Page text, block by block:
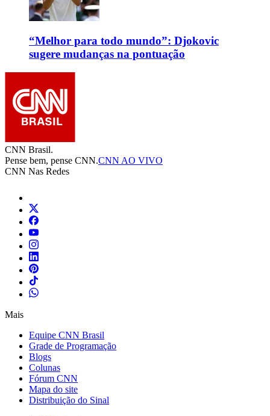
“Melhor para todo mundo”: Djokovic
sugere mudanças na pontuação
CNN Brasil.
Pense bem, pense CNN.CNN AO VIVO
CNN Nas Redes
Mais
Equipe CNN Brasil
Grade de Programação
Blogs
Colunas
Fórum CNN
Mapa do site
Distribuição do Sinal